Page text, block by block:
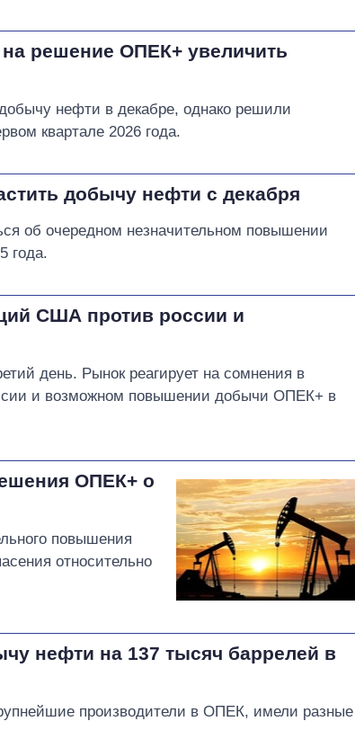
решение ОПЕК+ увеличить
нефти в декабре, однако решили
квартале 2026 года.
добычу нефти с декабря
об очередном незначительном повышении
года.
США против россии и
день. Рынок реагирует на сомнения в
и возможном повышении добычи ОПЕК+ в
ОПЕК+ о
повышения
относительно
нефти на 137 тысяч баррелей в
производители в ОПЕК, имели разные